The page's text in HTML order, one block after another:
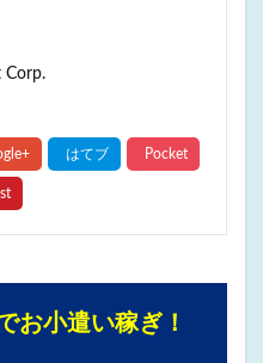
Corp.
お小遣い稼ぎ！